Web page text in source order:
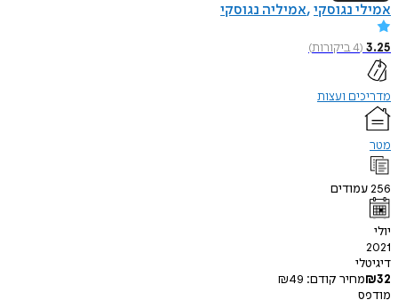
נגוסקי אמיליה נגוסקי
4ביקורות)
ועצות
קודם:
₪49